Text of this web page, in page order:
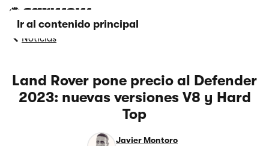
Ir al contenido principal
Noticias
Land Rover pone precio al Defender
2023: nuevas versiones V8 y Hard
Top
Javier Montoro